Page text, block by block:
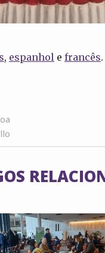
, espanhole francês.